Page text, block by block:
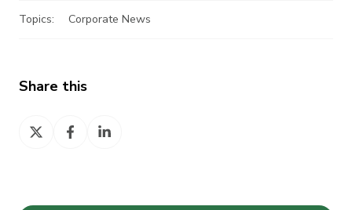
Topics: Corporate News
Share this
Share
Share
Share